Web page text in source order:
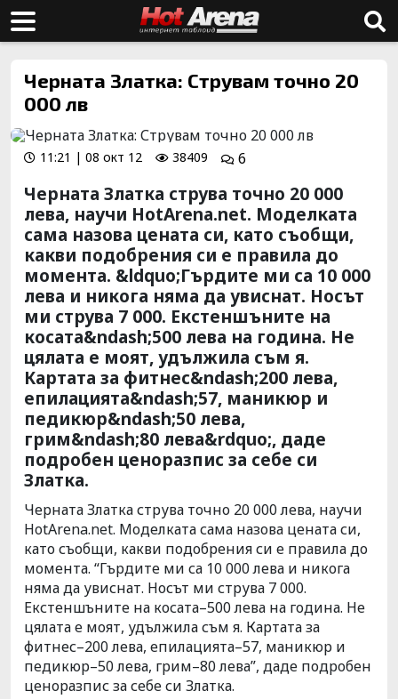
Черната Златка: Струвам точно 20
000 лв
11:21 | 08 окт 12 38409 6
Черната Златка струва точно 20 000
лева, научи HotArena.net. Моделката
сама назова цената си, като съобщи,
какви подобрения си е правила до
момента. &ldquo;Гърдите ми са 10 000
лева и никога няма да увиснат. Носът
ми струва 7 000. Екстеншъните на
косата&ndash;500 лева на година. Не
цялата е моят, удължила съм я.
Картата за фитнес&ndash;200 лева,
епилацията&ndash;57, маникюр и
педикюр&ndash;50 лева,
грим&ndash;80 лева&rdquo;, даде
подробен ценоразпис за себе си
Златка.
Черната Златка струва точно 20 000 лева, научи
HotArena.net. Моделката сама назова цената си,
като съобщи, какви подобрения си е правила до
момента. “Гърдите ми са 10 000 лева и никога
няма да увиснат. Носът ми струва 7 000.
Екстеншъните на косата–500 лева на година. Не
цялата е моят, удължила съм я. Картата за
фитнес–200 лева, епилацията–57, маникюр и
педикюр–50 лева, грим–80 лева”, даде подробен
ценоразпис за себе си Златка.